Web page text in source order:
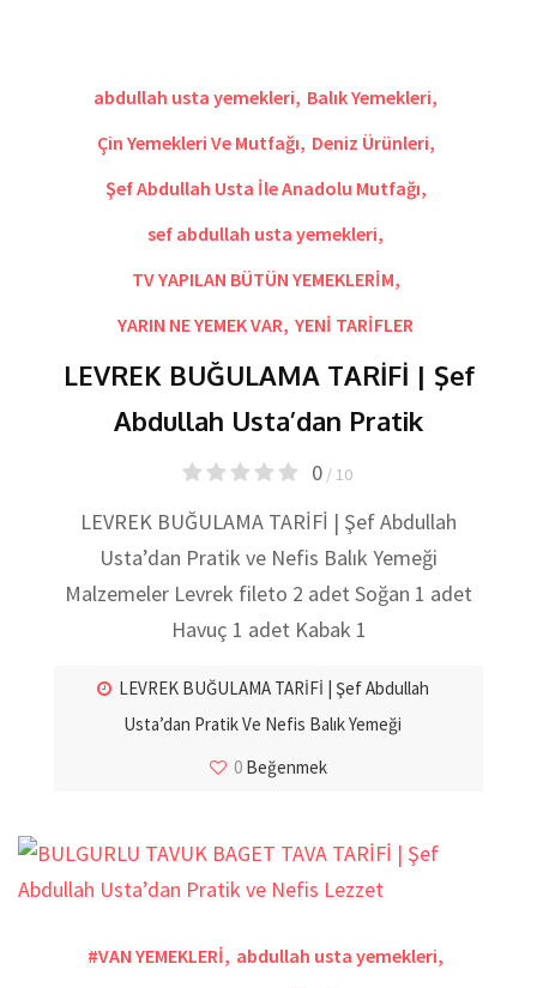
abdullah usta yemekleri, Balık Yemekleri,
Çin Yemekleri Ve Mutfağı, Deniz Ürünleri,
Şef Abdullah Usta İle Anadolu Mutfağı,
sef abdullah usta yemekleri,
TV YAPILAN BÜTÜN YEMEKLERİM,
YARIN NE YEMEK VAR, YENİ TARİFLER
LEVREK BUĞULAMA TARİFİ | Şef
Abdullah Usta’dan Pratik
0/ 10
LEVREK BUĞULAMA TARİFİ | Şef Abdullah
Usta’dan Pratik ve Nefis Balık Yemeği
Malzemeler Levrek fileto 2 adet Soğan 1 adet
Havuç 1 adet Kabak 1
LEVREK BUĞULAMA TARİFİ | Şef Abdullah
Usta’dan Pratik Ve Nefis Balık Yemeği
0 Beğenmek
#VAN YEMEKLERİ, abdullah usta yemekleri,